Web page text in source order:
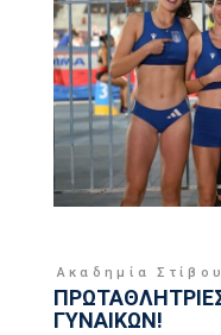
Ακαδημία Στίβου
ΓΥΝΑΙΚΩΝ!